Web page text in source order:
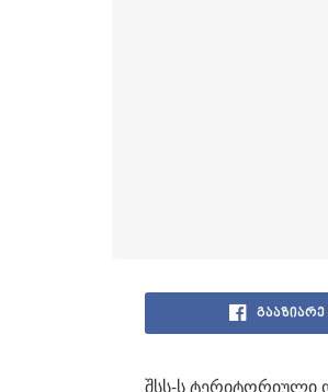
გააზიარე
შსს-ს ტერიტორიული